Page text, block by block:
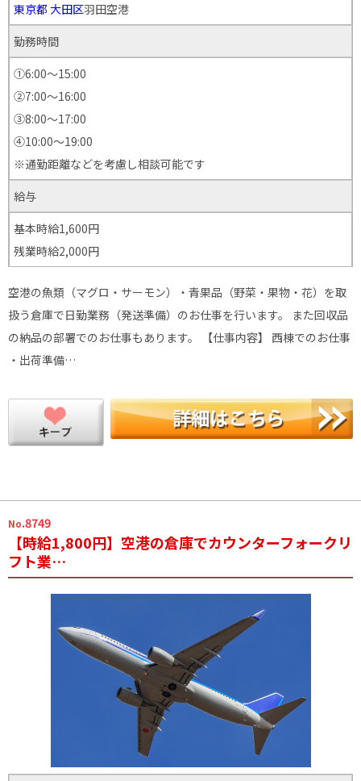
東京都 大田区羽田空港
勤務時間
①6:00～15:00
②7:00～16:00
③8:00～17:00
④10:00〜19:00
※通勤距離などを考慮し相談可能です
給与
基本時給1,600円
残業時給2,000円
空港の魚類（マグロ・サーモン）・青果品（野菜・果物・花）を取
扱う倉庫で日勤業務（発送準備）のお仕事を行います。 また回収品
の納品の部署でのお仕事もあります。 【仕事内容】 西棟でのお仕事
・出荷準備…
No.8749
【時給1,800円】空港の倉庫でカウンターフォークリ
フト業…